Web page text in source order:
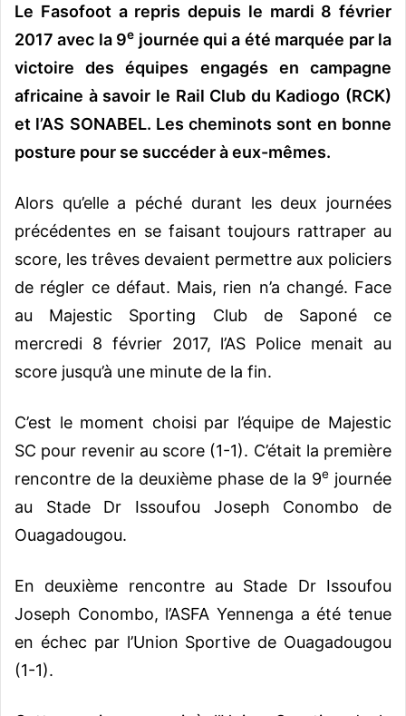
e
l
Le Fasofoot a repris depuis le mardi 8 février
2017 avec la 9e journée qui a été marquée par la
victoire des équipes engagés en campagne
africaine à savoir le Rail Club du Kadiogo (RCK)
et l’AS SONABEL. Les cheminots sont en bonne
posture pour se succéder à eux-mêmes.
Alors qu’elle a péché durant les deux journées
précédentes en se faisant toujours rattraper au
score, les trêves devaient permettre aux policiers
de régler ce défaut. Mais, rien n’a changé. Face
au Majestic Sporting Club de Saponé ce
mercredi 8 février 2017, l’AS Police menait au
score jusqu’à une minute de la fin.
C’est le moment choisi par l’équipe de Majestic
SC pour revenir au score (1-1). C’était la première
rencontre de la deuxième phase de la 9e journée
au Stade Dr Issoufou Joseph Conombo de
Ouagadougou.
En deuxième rencontre au Stade Dr Issoufou
Joseph Conombo, l’ASFA Yennenga a été tenue
en échec par l’Union Sportive de Ouagadougou
(1-1).